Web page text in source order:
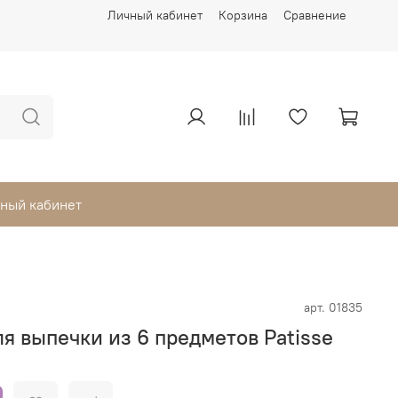
Личный кабинет Корзина Сравнение
кабинет
арт. 01835
выпечки из 6 предметов Patisse